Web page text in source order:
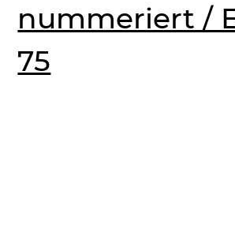
nummeriert /
75